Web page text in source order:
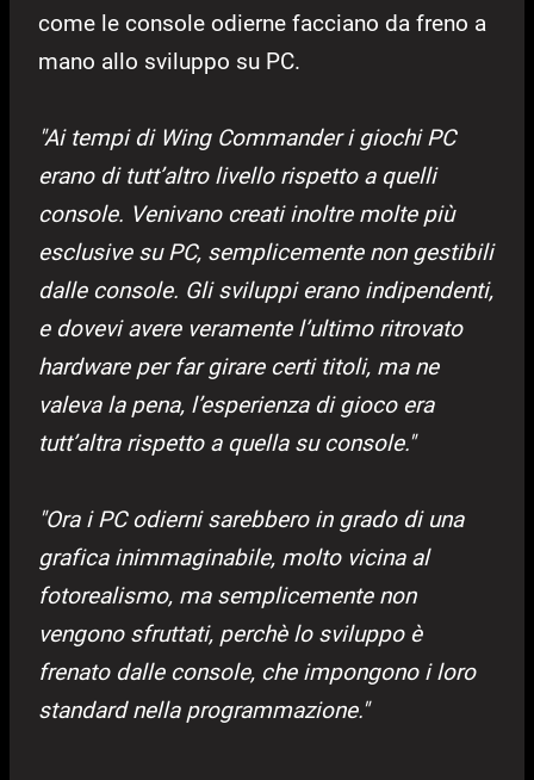
come le console odierne facciano da freno a
mano allo sviluppo su PC.
"Ai tempi di Wing Commander i giochi PC
erano di tutt’altro livello rispetto a quelli
console. Venivano creati inoltre molte più
esclusive su PC, semplicemente non gestibili
dalle console. Gli sviluppi erano indipendenti,
e dovevi avere veramente l’ultimo ritrovato
hardware per far girare certi titoli, ma ne
valeva la pena, l’esperienza di gioco era
tutt’altra rispetto a quella su console."
"Ora i PC odierni sarebbero in grado di una
grafica inimmaginabile, molto vicina al
fotorealismo, ma semplicemente non
vengono sfruttati, perchè lo sviluppo è
frenato dalle console, che impongono i loro
standard nella programmazione."